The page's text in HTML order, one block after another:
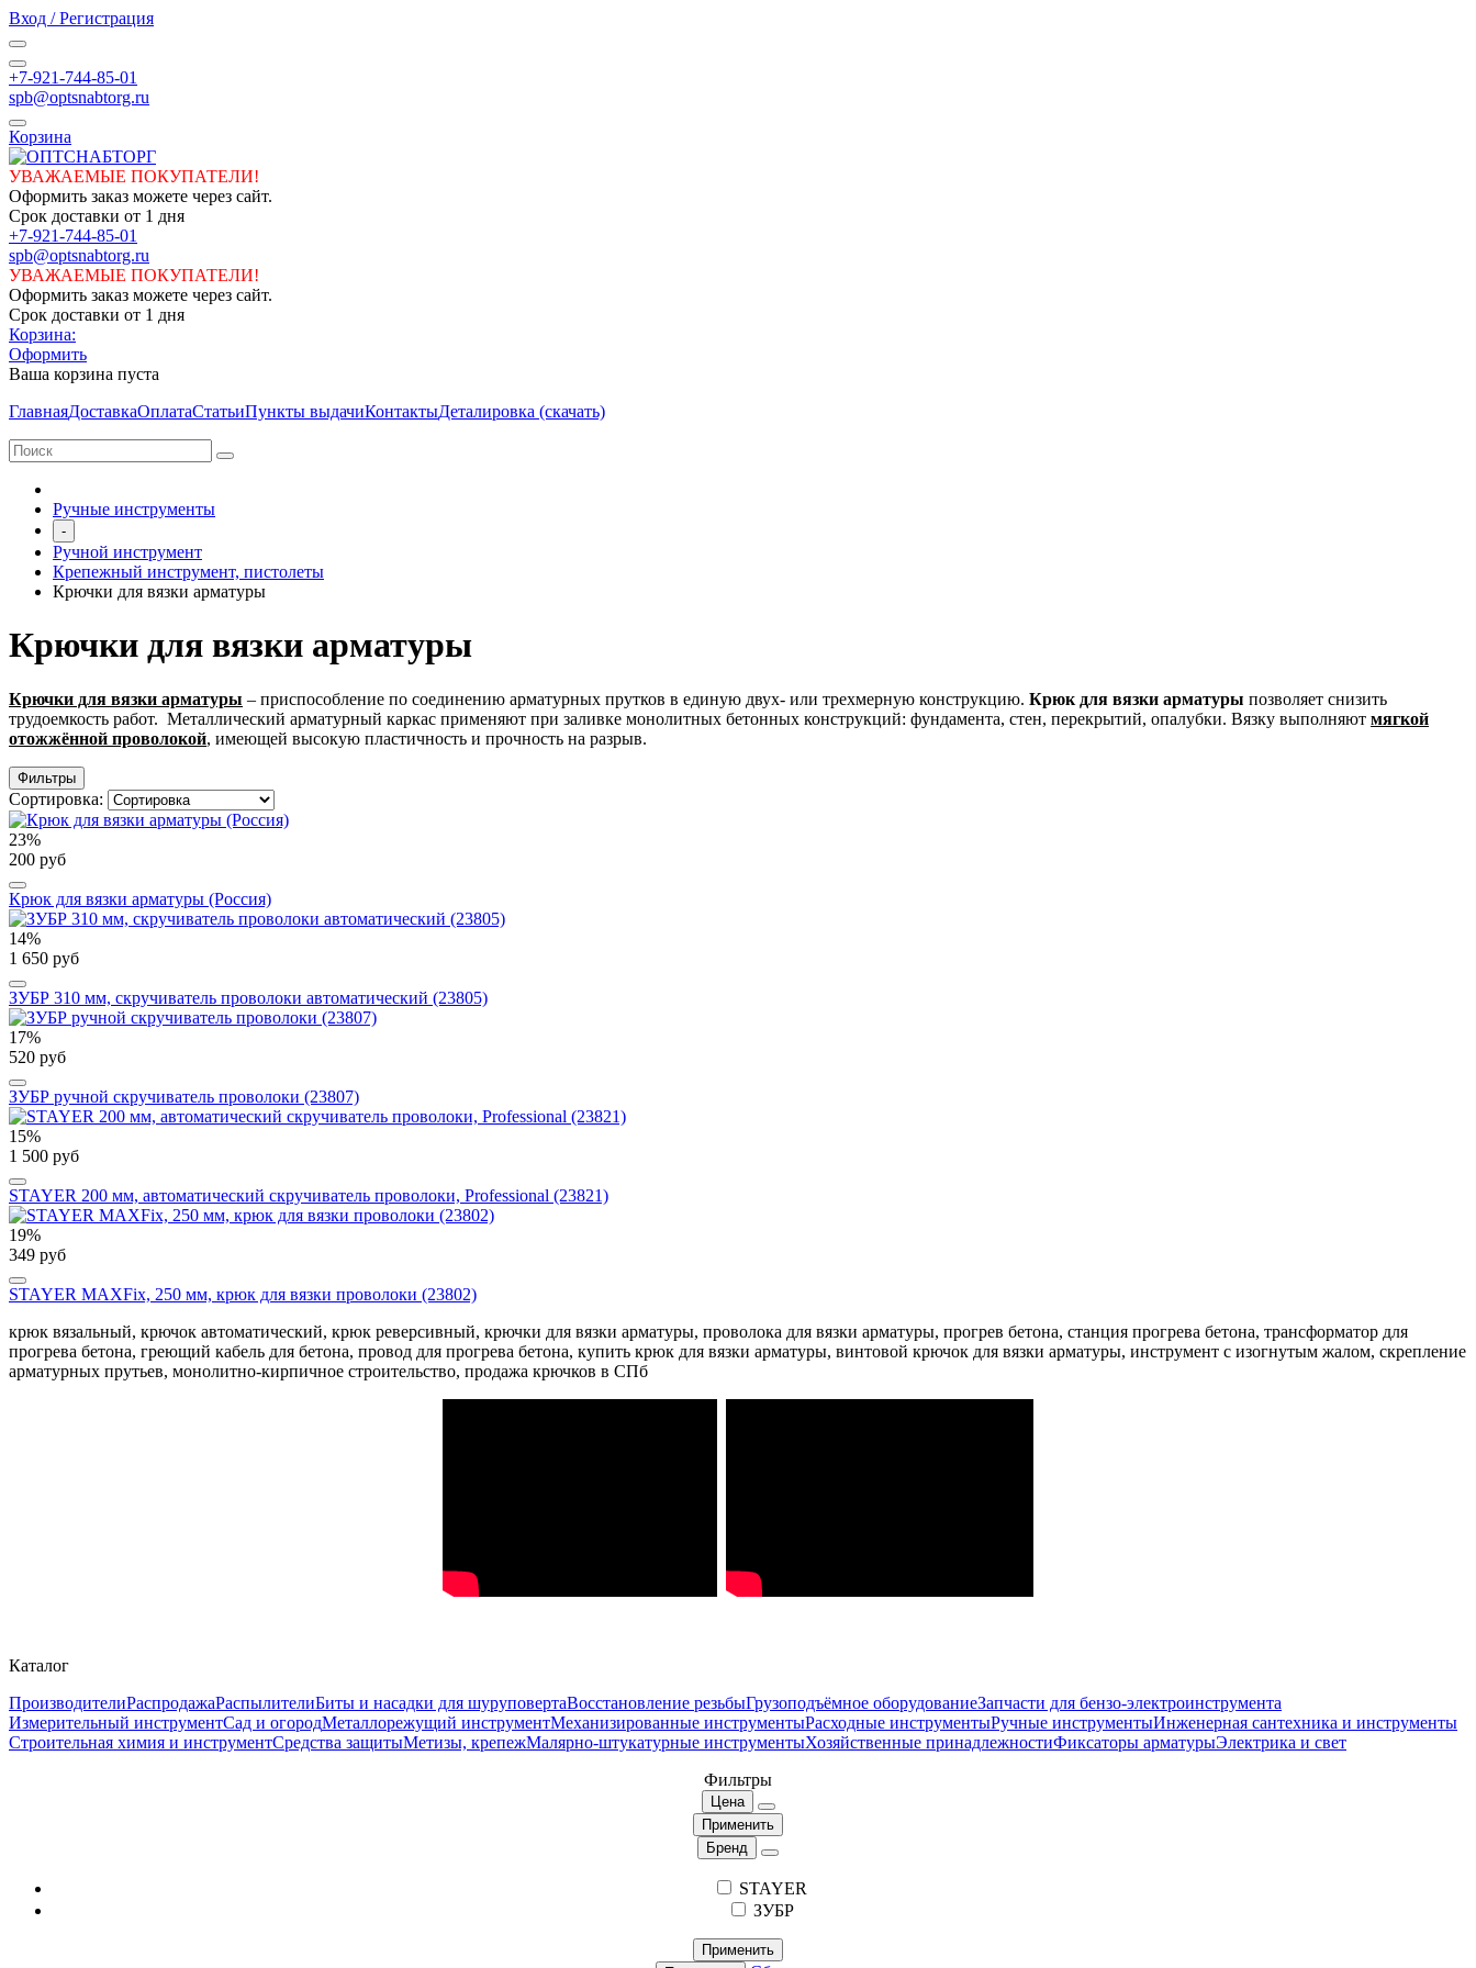
Вход / Регистрация
+7-921-744-85-01
spb@optsnabtorg.ru
Корзина
УВАЖАЕМЫЕ ПОКУПАТЕЛИ!
Оформить заказ можете через сайт.
Срок доставки от 1 дня
+7-921-744-85-01
spb@optsnabtorg.ru
УВАЖАЕМЫЕ ПОКУПАТЕЛИ!
Оформить заказ можете через сайт.
Срок доставки от 1 дня
Корзина:
Оформить
Ваша корзина пуста
ГлавнаяДоставкаОплатаСтатьиПункты выдачиКонтактыДеталировка (скачать)
Ручные инструменты
-
Ручной инструмент
Крепежный инструмент, пистолеты
Крючки для вязки арматуры
Крючки для вязки арматуры
Крючки для вязки арматуры – приспособление по соединению арматурных прутков в единую двух- или трехмерную конструкцию. Крюк для вязки арматуры позволяет снизить
трудоемкость работ. Металлический арматурный каркас применяют при заливке монолитных бетонных конструкций: фундамента, стен, перекрытий, опалубки. Вязку выполняют мягкой
отожжённой проволокой, имеющей высокую пластичность и прочность на разрыв.
Фильтры
Сортировка:
23%
200 руб
Крюк для вязки арматуры (Россия)
14%
1 650 руб
ЗУБР 310 мм, скручиватель проволоки автоматический (23805)
17%
520 руб
ЗУБР ручной скручиватель проволоки (23807)
15%
1 500 руб
STAYER 200 мм, автоматический скручиватель проволоки, Professional (23821)
19%
349 руб
STAYER MAXFix, 250 мм, крюк для вязки проволоки (23802)
крюк вязальный, крючок автоматический, крюк реверсивный, крючки для вязки арматуры, проволока для вязки арматуры, прогрев бетона, станция прогрева бетона, трансформатор для
прогрева бетона, греющий кабель для бетона, провод для прогрева бетона, купить крюк для вязки арматуры, винтовой крючок для вязки арматуры, инструмент с изогнутым жалом, скрепление
арматурных прутьев, монолитно-кирпичное строительство, продажа крючков в СПб
Каталог
ПроизводителиРаспродажаРаспылителиБиты и насадки для шуруповертаВосстановление резьбыГрузоподъёмное оборудованиеЗапчасти для бензо-электроинструмента
Измерительный инструментСад и огородМеталлорежущий инструментМеханизированные инструментыРасходные инструментыРучные инструментыИнженерная сантехника и инструменты
Строительная химия и инструментСредства защитыМетизы, крепежМалярно-штукатурные инструментыХозяйственные принадлежностиФиксаторы арматурыЭлектрика и свет
Фильтры
Цена
Применить
Бренд
STAYER
ЗУБР
Применить